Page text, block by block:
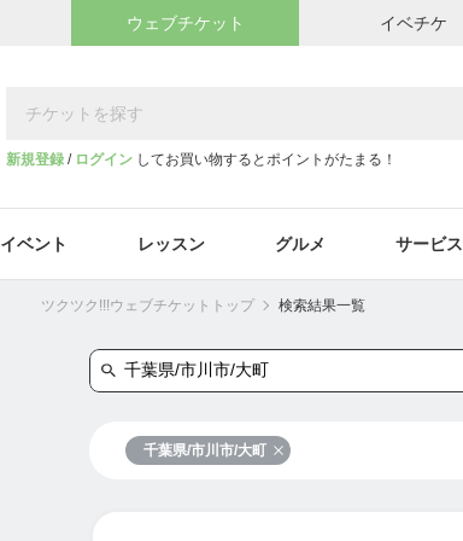
ウェブチケット イベチケ
新規登録 / ログイン してお買い物するとポイントがたまる！
イベント レッスン グルメ サービス
ツクツク!!!ウェブチケットトップ 検索結果一覧
千葉県/市川市/大町